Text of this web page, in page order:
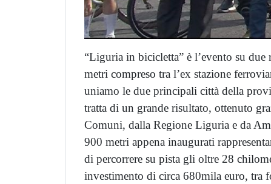
“Liguria in bicicletta” è l’evento su
metri compreso tra l’ex stazione
uniamo le due principali città della
tratta di un grande risultato, ottenuto
Comuni, dalla Regione Liguria e da
900 metri appena inaugurati
di percorrere su pista gli oltre 28
investimento di circa 680mila euro, tra